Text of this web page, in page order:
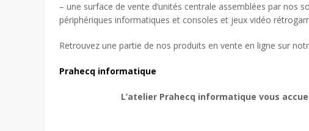
– une surface de vente d’unités centrale assemblées par nos
périphériques informatiques et consoles et jeux vidéo
Retrouvez une partie de nos produits en vente en ligne sur
Prahecq informatique
L’atelier Prahecq informatique vous